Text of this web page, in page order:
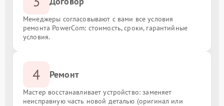
Менеджеры согласовывают с вами все условия
ремонта PowerCom: стоимость, сроки, гарантийные
условия.
4 Ремонт
Мастер восстанавливает устройство: заменяет
неисправную часть новой деталью (оригинал или